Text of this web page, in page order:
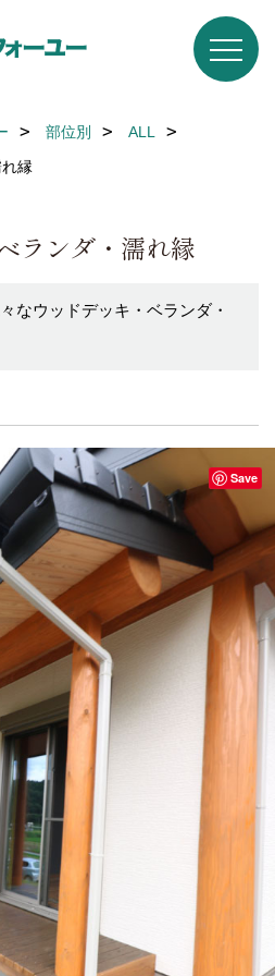
部位別
ALL
縁
ランダ・濡れ縁
なウッドデッキ・ベランダ・
Save